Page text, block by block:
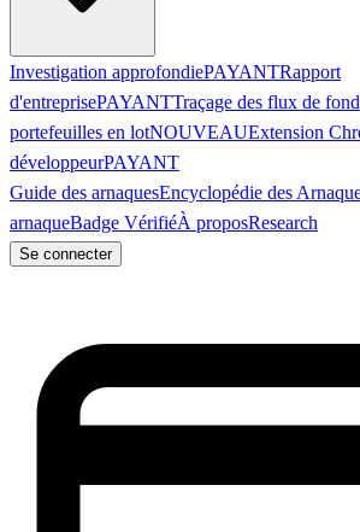
Investigation approfondiePAYANTRapport
d'entreprisePAYANTTraçage des flux de
portefeuilles en lotNOUVEAUExtension
développeurPAYANT
Guide des arnaquesEncyclopédie des
arnaqueBadge VérifiéÀ proposResearch
Se connecter